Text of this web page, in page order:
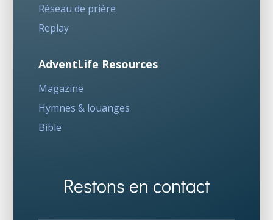
Réseau de prière
Replay
AdventLife Resources
Magazine
Hymnes & louanges
Bible
Restons en contact